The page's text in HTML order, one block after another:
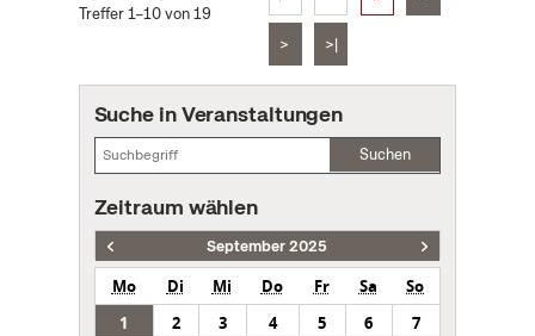
Treffer 1–10 von 19
> >|
Suche in Veranstaltungen
Suchen
Zeitraum wählen
September 2025
Mo Di Mi Do Fr Sa
So
1
2 3 4 5 6
7